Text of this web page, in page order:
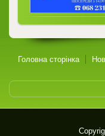
Головна сторінка